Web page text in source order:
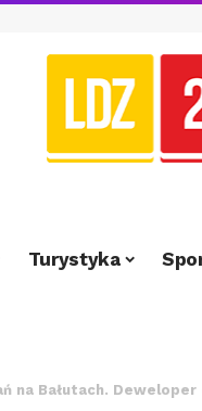
Turystyka
Deweloper chce